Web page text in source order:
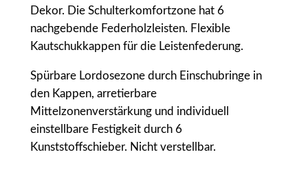
Dekor. Die Schulterkomfortzone hat 6
nachgebende Federholzleisten. Flexible
Kautschukkappen für die Leistenfederung.
Spürbare Lordosezone durch Einschubringe in
den Kappen, arretierbare
Mittelzonenverstärkung und individuell
einstellbare Festigkeit durch 6
Kunststoffschieber. Nicht verstellbar.